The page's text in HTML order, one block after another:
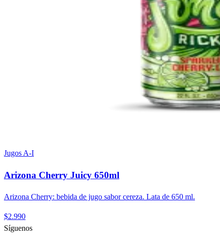
Jugos A-I
Arizona Cherry Juicy 650ml
Arizona Cherry: bebida de jugo sabor cereza. Lata de 650 ml.
$2.990
Síguenos